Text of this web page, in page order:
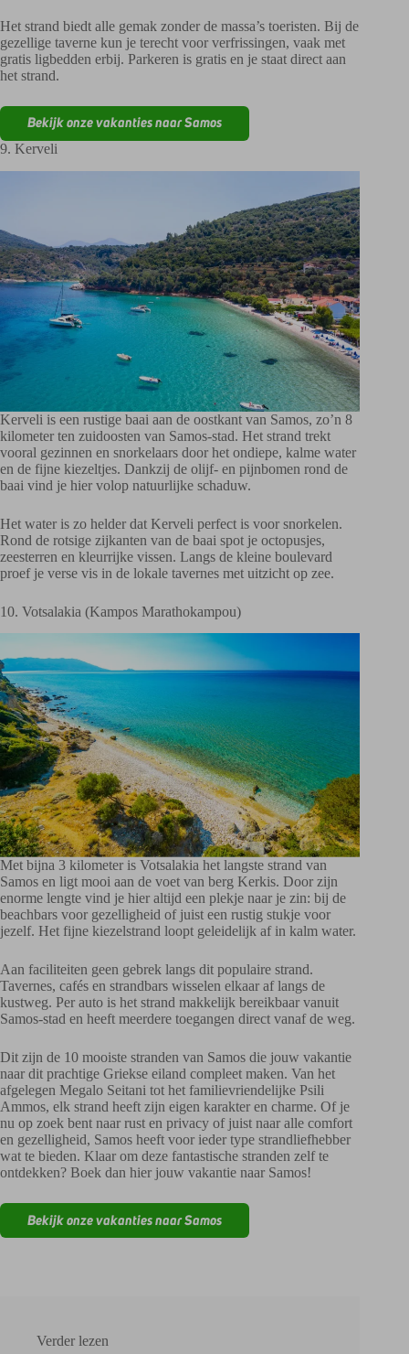
Het strand biedt alle gemak zonder de massa’s toeristen. Bij de
gezellige taverne kun je terecht voor verfrissingen, vaak met
gratis ligbedden erbij. Parkeren is gratis en je staat direct aan
het strand.
Bekijk onze vakanties naar Samos
9. Kerveli
Kerveli is een rustige baai aan de oostkant van Samos, zo’n 8
kilometer ten zuidoosten van Samos-stad. Het strand trekt
vooral gezinnen en snorkelaars door het ondiepe, kalme water
en de fijne kiezeltjes. Dankzij de olijf- en pijnbomen rond de
baai vind je hier volop natuurlijke schaduw.
Het water is zo helder dat Kerveli perfect is voor snorkelen.
Rond de rotsige zijkanten van de baai spot je octopusjes,
zeesterren en kleurrijke vissen. Langs de kleine boulevard
proef je verse vis in de lokale tavernes met uitzicht op zee.
10. Votsalakia (Kampos Marathokampou)
Met bijna 3 kilometer is Votsalakia het langste strand van
Samos en ligt mooi aan de voet van berg Kerkis. Door zijn
enorme lengte vind je hier altijd een plekje naar je zin: bij de
beachbars voor gezelligheid of juist een rustig stukje voor
jezelf. Het fijne kiezelstrand loopt geleidelijk af in kalm water.
Aan faciliteiten geen gebrek langs dit populaire strand.
Tavernes, cafés en strandbars wisselen elkaar af langs de
kustweg. Per auto is het strand makkelijk bereikbaar vanuit
Samos-stad en heeft meerdere toegangen direct vanaf de weg.
Dit zijn de 10 mooiste stranden van Samos die jouw vakantie
naar dit prachtige Griekse eiland compleet maken. Van het
afgelegen Megalo Seitani tot het familievriendelijke Psili
Ammos, elk strand heeft zijn eigen karakter en charme. Of je
nu op zoek bent naar rust en privacy of juist naar alle comfort
en gezelligheid, Samos heeft voor ieder type strandliefhebber
wat te bieden. Klaar om deze fantastische stranden zelf te
ontdekken? Boek dan hier jouw vakantie naar Samos!
Bekijk onze vakanties naar Samos
Verder lezen